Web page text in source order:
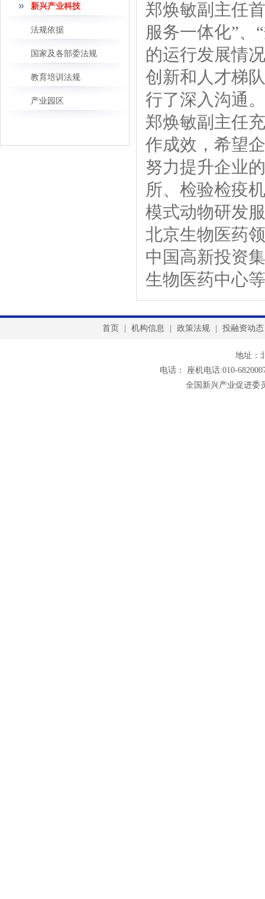
新兴产业科技
法规依据
国家及各部委法规
教育培训法规
产业园区
郑焕敏副主任
服务一体化”、
的运行发展情
创新和人才梯
行了深入沟通。
郑焕敏副主任
作成效，希望
努力提升企业
所、检验检疫
模式动物研发
北京生物医药
中国高新投资
生物医药中心
首页 机构信息 政策法规 投融资动态
地址：
电话： 座机电话:010-
全国新兴产业促进委